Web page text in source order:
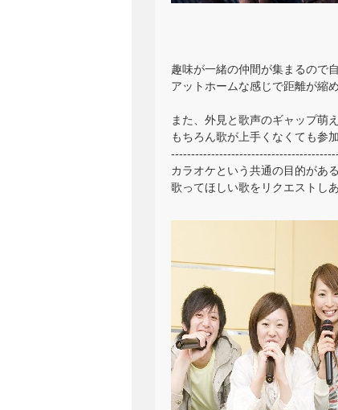
趣味が一緒の仲間が集まるので
アットホームな感じで距離が縮
また、外見と歌声のギャップ萌
もちろん歌が上手くなくても参加
カラオケという共通の目的があ
歌ってほしい歌をリクエストし